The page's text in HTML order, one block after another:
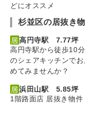
どにオススメ
杉並区の居抜き
高円寺駅 7.77坪
高円寺駅から徒歩10
のシェアキッチンで
めてみませんか？
浜田山駅 5.85坪
1階路面店 居抜き物件